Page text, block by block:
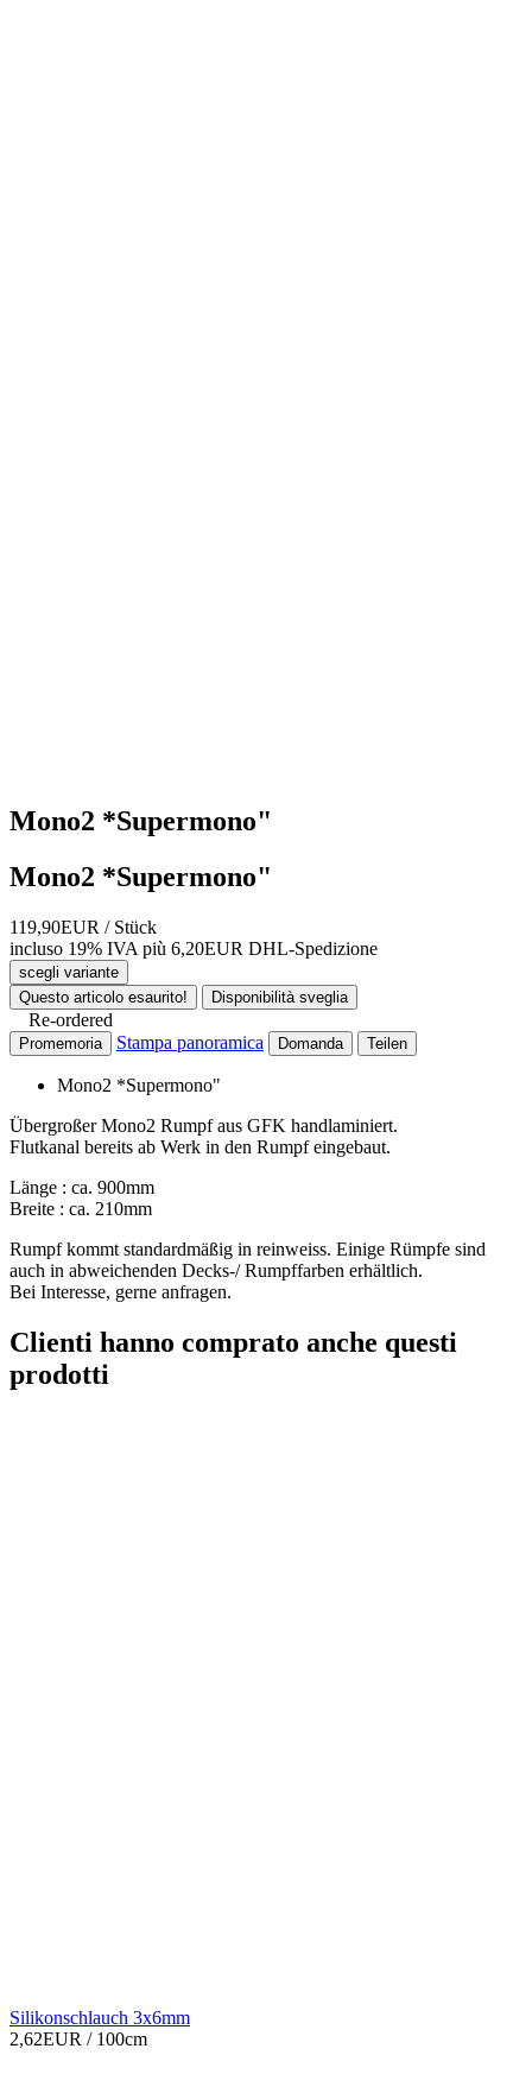
Mono2 *Supermono"
Mono2 *Supermono"
119,90EUR / Stück
incluso 19% IVA più 6,20EUR DHL-Spedizione
scegli variante
Questo articolo esaurito!
Disponibilità sveglia
Re-ordered
Promemoria Stampa panoramica Domanda Teilen
Mono2 *Supermono"
Übergroßer Mono2 Rumpf aus GFK handlaminiert.
Flutkanal bereits ab Werk in den Rumpf eingebaut.
Länge : ca. 900mm
Breite : ca. 210mm
Rumpf kommt standardmäßig in reinweiss. Einige Rümpfe sind
auch in abweichenden Decks-/ Rumpffarben erhältlich.
Bei Interesse, gerne anfragen.
Clienti hanno comprato anche questi
prodotti
Silikonschlauch 3x6mm
2,62EUR / 100cm